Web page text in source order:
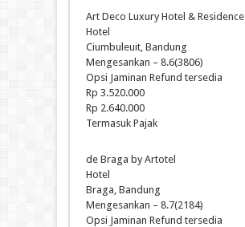
Art Deco Luxury Hotel & Residence
Hotel
Ciumbuleuit, Bandung
Mengesankan – 8.6(3806)
Opsi Jaminan Refund tersedia
Rp 3.520.000
Rp 2.640.000
Termasuk Pajak
de Braga by Artotel
Hotel
Braga, Bandung
Mengesankan – 8.7(2184)
Opsi Jaminan Refund tersedia